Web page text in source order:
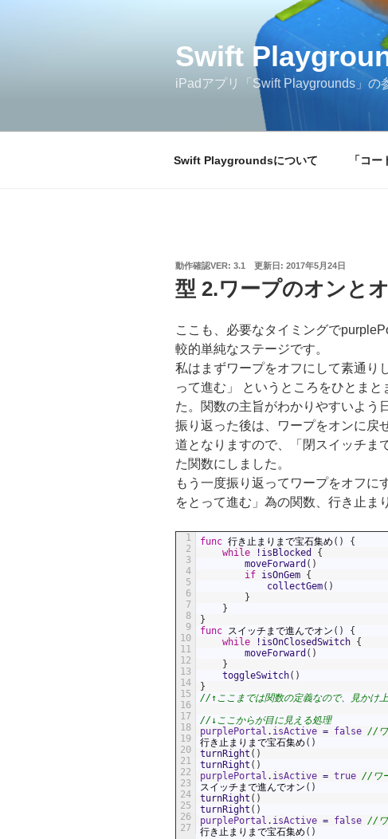
Swift
iPadアプリ「Swift Playgrounds」の
Swift Playgroundsについて 「コ
動作確認VER: 3.1 更新日: 投
日:
2017年5月24日
型 2.ワープのオンと
ここも、必要なタイミングで
較的単純なステージです。
私はまずワープをオフにして素通り
って進む」 というところをひとま
た。関数の主旨がわかりやすいよう
振り返った後は、ワープをオンに戻
道となりますので、「閉スイッチま
た関数にしました。
もう一度振り返ってワープをオフに
をとって進む」為の関数、行き止ま
1
2
3
4
5
6
7
8
9
10
11
12
13
14
15
16
17
18
19
20
21
22
23
24
25
26
27
func 行き止まりまで宝石集め ( )
{
while
! isBlocked
{
moveForward ( )
if isOnGem {
collectGem( )
}
}
}
func スイッチまで進んでオン ( )
{
while
! isOnClosedSwitch {
moveForward ( )
}
toggleSwitch( )
}
//↑ここまでは関数の定義なので、見かけ
//↓ここからが目に見える処理
purplePortal . isActive = false //ワ
行き止まりまで宝石集め ( )
turnRight ( )
turnRight ( )
purplePortal . isActive = true //ワ
スイッチまで進んでオン ( )
turnRight ( )
turnRight ( )
purplePortal . isActive = false //ワ
行き止まりまで宝石集め ( )